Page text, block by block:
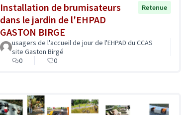
Installation de brumisateurs
dans le jardin de l'EHPAD
GASTON BIRGE
Retenue
usagers de l'accueil de jour de l'EHPAD du CCAS
site Gaston Birgé
0
0